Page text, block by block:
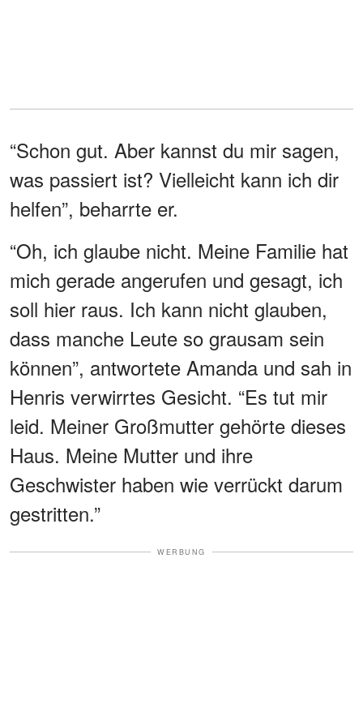
“Schon gut. Aber kannst du mir sagen,
was passiert ist? Vielleicht kann ich dir
helfen”, beharrte er.
“Oh, ich glaube nicht. Meine Familie hat
mich gerade angerufen und gesagt, ich
soll hier raus. Ich kann nicht glauben,
dass manche Leute so grausam sein
können”, antwortete Amanda und sah in
Henris verwirrtes Gesicht. “Es tut mir
leid. Meiner Großmutter gehörte dieses
Haus. Meine Mutter und ihre
Geschwister haben wie verrückt darum
gestritten.”
WERBUNG